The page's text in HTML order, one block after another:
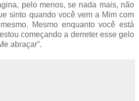
pelo menos, se nada mais, não
sinto quando você vem a Mim com
Mesmo enquanto você está
começando a derreter esse gelo
abraçar”.